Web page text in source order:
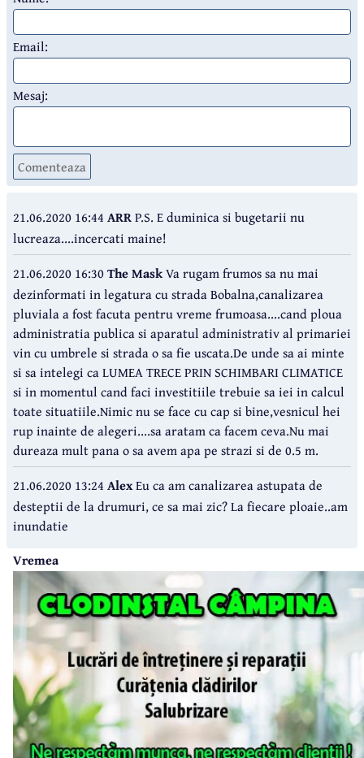
Email:
Mesaj:
Comenteaza
21.06.2020 16:44 ARRP.S. E duminica si bugetarii nu
lucreaza....incercati maine!
21.06.2020 16:30The MaskVa rugam frumos sa nu mai
dezinformati in legatura cu strada Bobalna,canalizarea
pluviala a fost facuta pentru vreme frumoasa....cand ploua
administratia publica si aparatul administrativ al primariei
vin cu umbrele si strada o sa fie uscata.De unde sa ai minte
si sa intelegi ca LUMEA TRECE PRIN SCHIMBARI CLIMATICE
si in momentul cand faci investitiile trebuie sa iei in calcul
toate situatiile.Nimic nu se face cu cap si bine,vesnicul hei
rup inainte de alegeri....sa aratam ca facem ceva.Nu mai
dureaza mult pana o sa avem apa pe strazi si de 0.5 m.
21.06.2020 13:24 AlexEu ca am canalizarea astupata de
desteptii de la drumuri, ce sa mai zic? La fiecare ploaie..am
inundatie
Vremea